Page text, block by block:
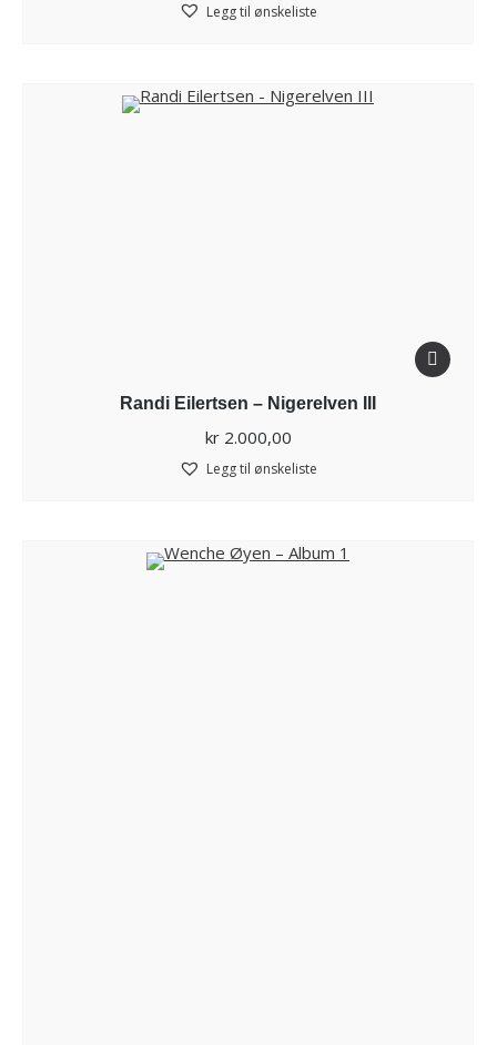
Legg til ønskeliste
Randi Eilertsen – Nigerelven III
kr2.000,00
Legg til ønskeliste